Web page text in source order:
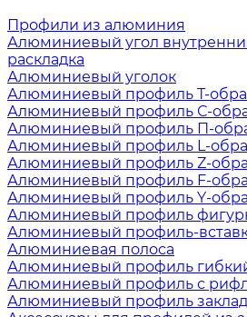
Профили из алюминия
Алюминиевый угол
раскладка
Алюминиевый уголок
Алюминиевый профиль Т-
Алюминиевый профиль С-
Алюминиевый профиль П-
Алюминиевый профиль L-
Алюминиевый профиль Z-
Алюминиевый профиль F-
Алюминиевый профиль Y-
Алюминиевый профиль
Алюминиевый профиль-
Алюминиевая полоса
Алюминиевый профиль
Алюминиевый профиль с
Алюминиевый профиль